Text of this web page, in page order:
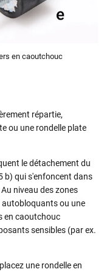
en caoutchouc
répartie,
ou une rondelle plate
le détachement du
b) qui s'enfoncent dans
niveau des zones
autobloquants ou une
en caoutchouc
sensibles (par ex.
une rondelle en